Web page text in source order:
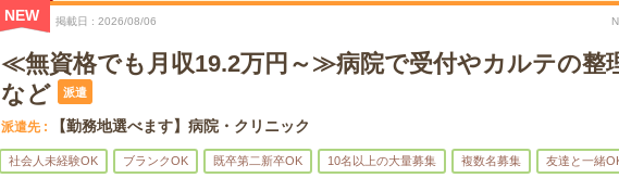
NEW 掲載日 2026/08/06
≪無資格でも月収19.2万円～≫病院で受付やカルテの整
など
派遣
派遣先 【勤務地選べます】病院・クリニック
社会人未経験OK ブランクOK 既卒第二新卒OK 10名以上の大量募集 複数名募集 友達と一緒